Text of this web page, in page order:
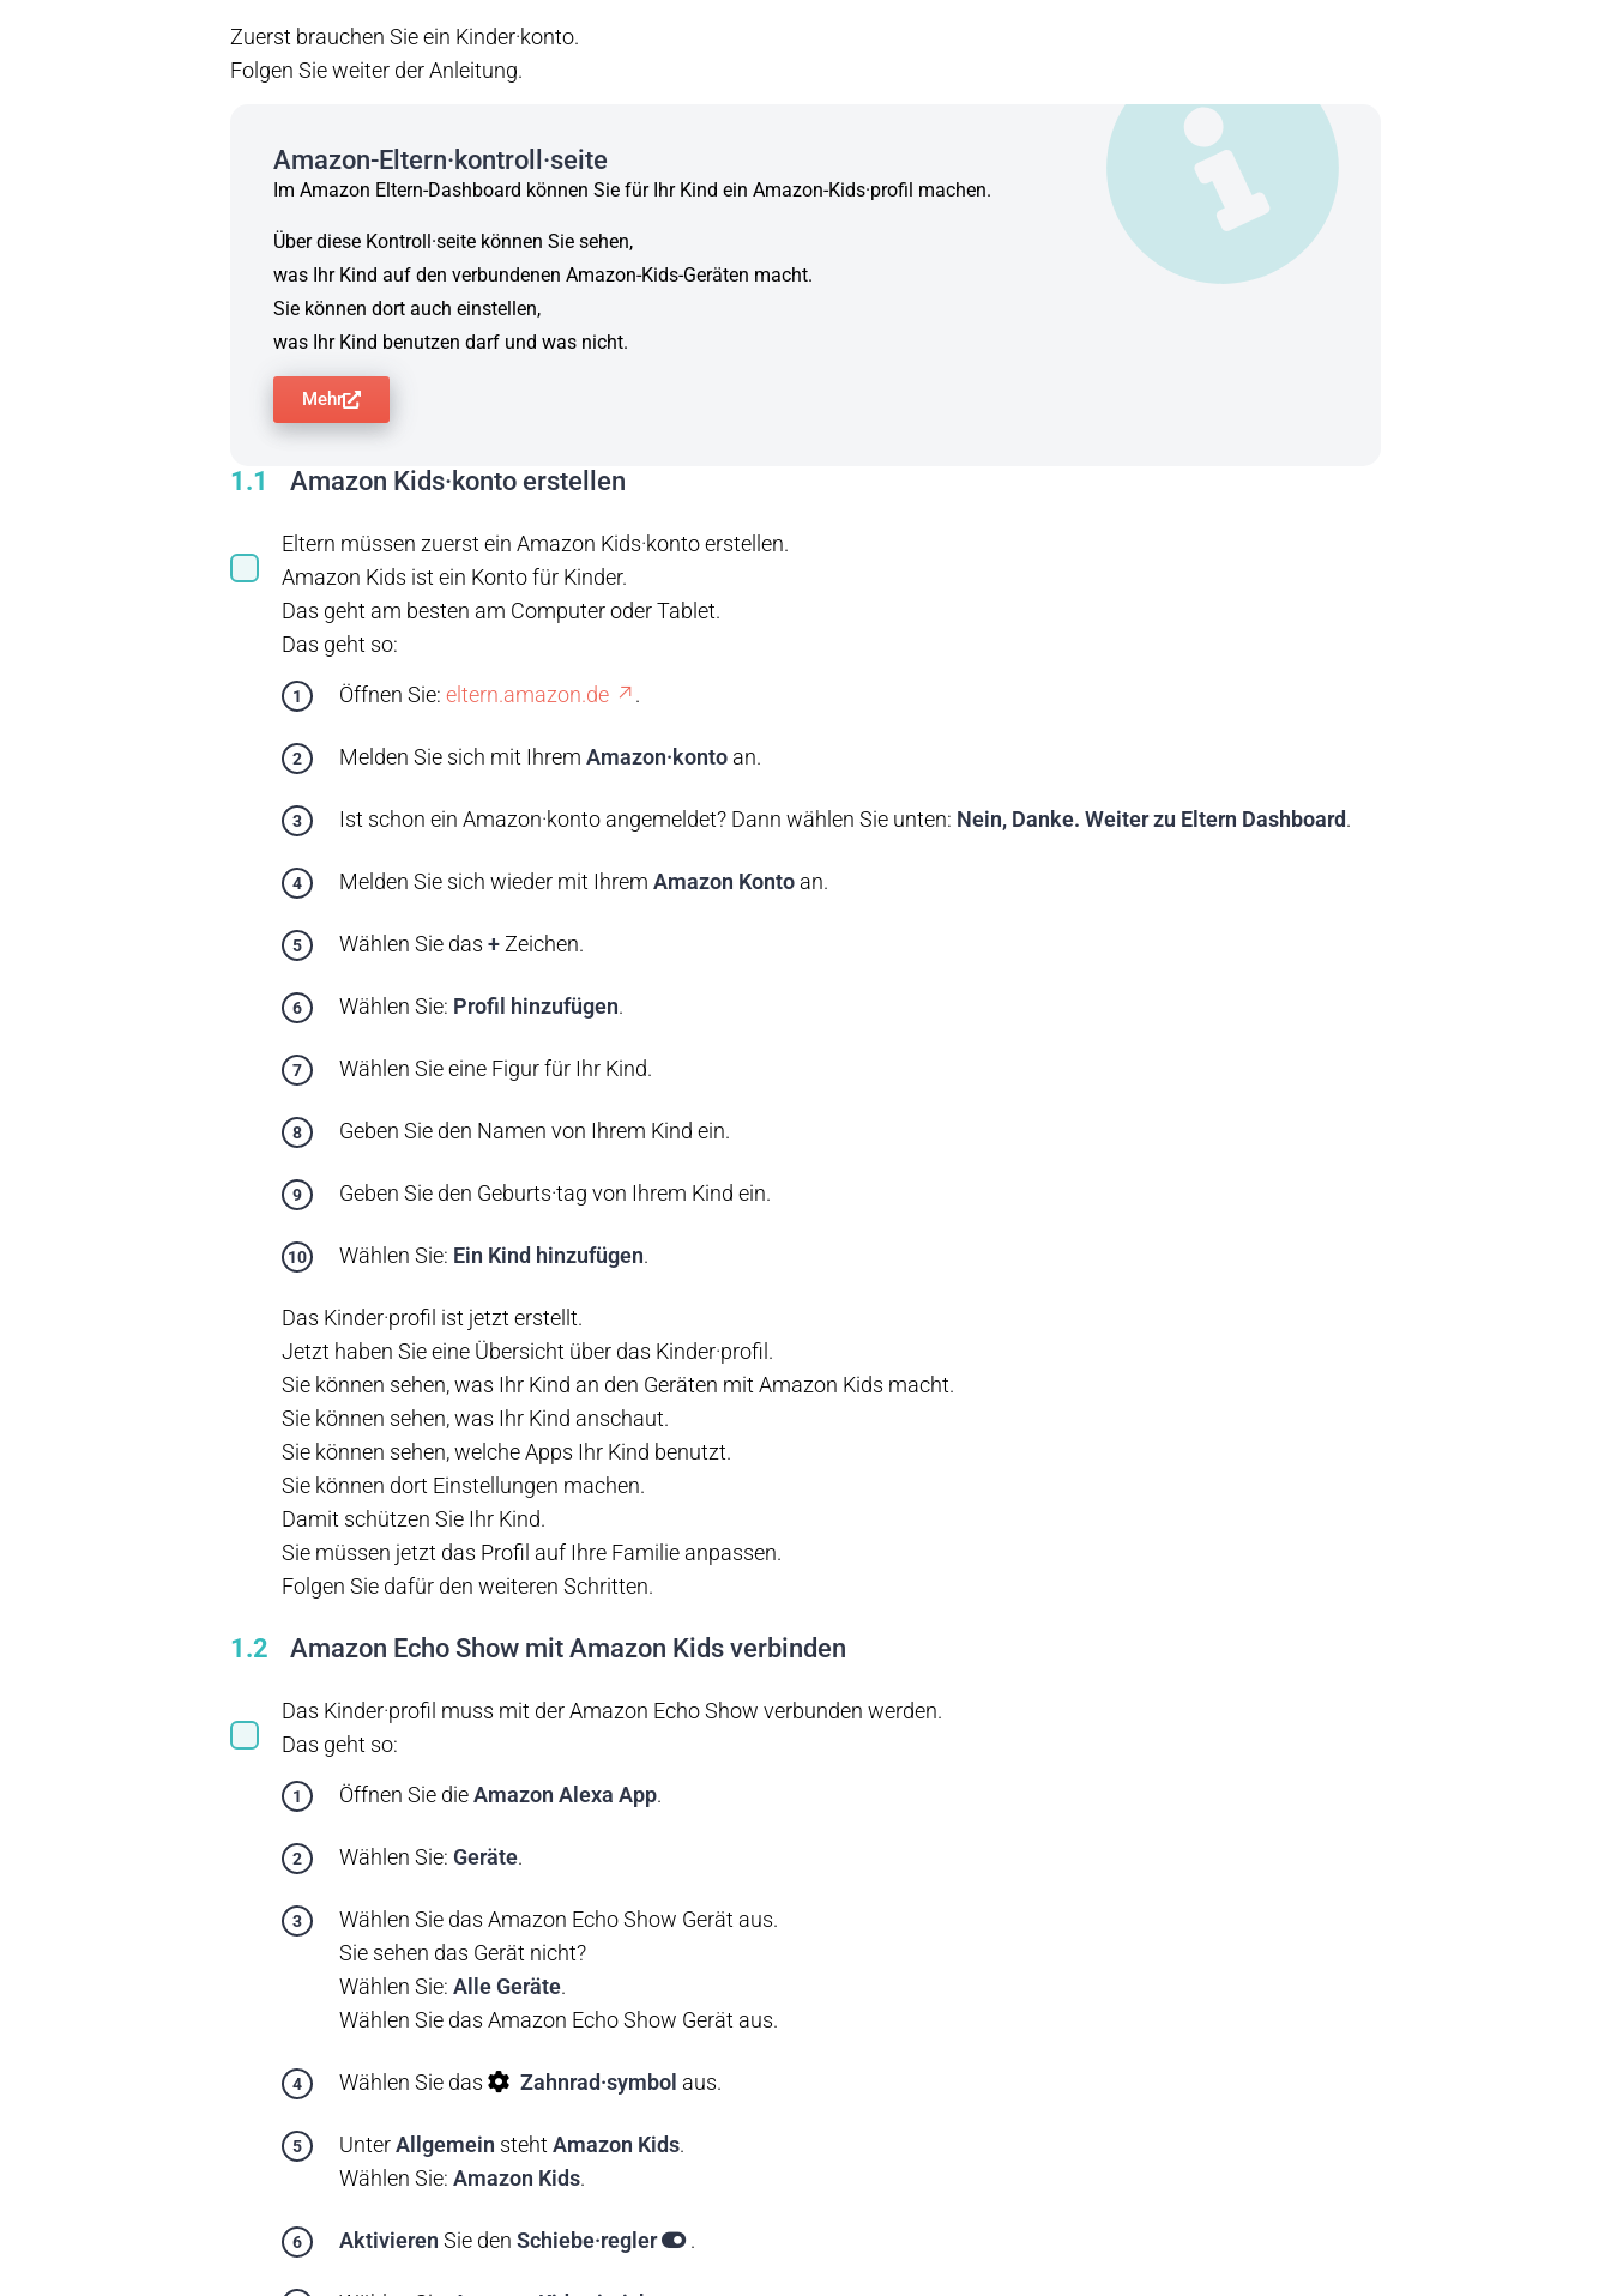
Zuerst brauchen Sie ein Kinder·konto.
Folgen Sie weiter der Anleitung.
Amazon-Eltern·kontroll·seite
Im Amazon Eltern-Dashboard können Sie für Ihr Kind ein Amazon-Kids·profil machen.
Über diese Kontroll·seite können Sie sehen,
was Ihr Kind auf den verbundenen Amazon-Kids-Geräten macht.
Sie können dort auch einstellen,
was Ihr Kind benutzen darf und was nicht.
Mehr
1.1 Amazon Kids·konto erstellen
Eltern müssen zuerst ein Amazon Kids·konto erstellen.
Amazon Kids ist ein Konto für Kinder.
Das geht am besten am Computer oder Tablet.
Das geht so:
Öffnen Sie: eltern.amazon.de .
Melden Sie sich mit Ihrem Amazon·konto an.
Ist schon ein Amazon·konto angemeldet? Dann wählen Sie unten: Nein, Danke. Weiter zu Eltern Dashboard.
Melden Sie sich wieder mit Ihrem Amazon Konto an.
Wählen Sie das +Zeichen.
Wählen Sie: Profil hinzufügen.
Wählen Sie eine Figur für Ihr Kind.
Geben Sie den Namen von Ihrem Kind ein.
Geben Sie den Geburts·tag von Ihrem Kind ein.
Wählen Sie: Ein Kind hinzufügen.
Das Kinder·profil ist jetzt erstellt.
Jetzt haben Sie eine Übersicht über das Kinder·profil.
Sie können sehen, was Ihr Kind an den Geräten mit Amazon Kids macht.
Sie können sehen, was Ihr Kind anschaut.
Sie können sehen, welche Apps Ihr Kind benutzt.
Sie können dort Einstellungen machen.
Damit schützen Sie Ihr Kind.
Sie müssen jetzt das Profil auf Ihre Familie anpassen.
Folgen Sie dafür den weiteren Schritten.
1.2 Amazon Echo Show mit Amazon Kids verbinden
Das Kinder·profil muss mit der Amazon Echo Show verbunden werden.
Das geht so:
Öffnen Sie dieAmazon Alexa App.
Wählen Sie: Geräte.
Wählen Sie das Amazon Echo Show Gerät aus.
Sie sehen das Gerät nicht?
Wählen Sie: Alle Geräte.
Wählen Sie das Amazon Echo Show Gerät aus.
Wählen Sie das Zahnrad·symbol aus.
UnterAllgemein steht Amazon Kids.
Wählen Sie: Amazon Kids.
Aktivieren Sie den Schiebe·regler .